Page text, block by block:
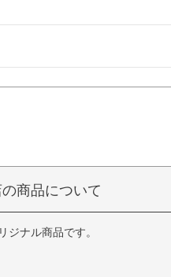
商品について
ナル商品です。